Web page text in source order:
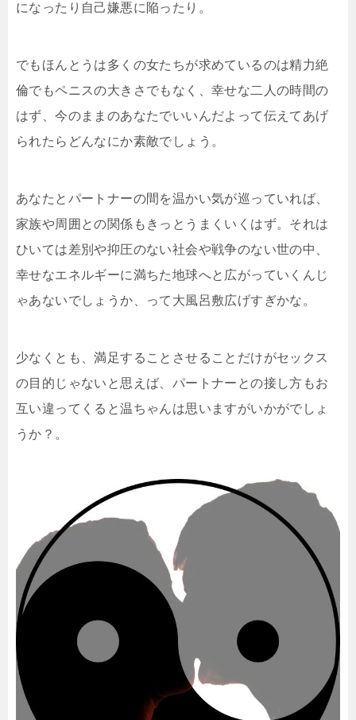
になったり自己嫌悪に陥ったり。
でもほんとうは多くの女たちが求めているのは精力絶
倫で もペニスの大きさでもなく、幸せな二人の時間の
はず、今のままのあなたでいいんだよって伝えてあげ
られたらどんなにか素敵でしょう。
あなたとパートナーの間を温かい気が巡っていれば、
家族や周囲との関係もきっとうまくいくはず。それは
ひいては差別や抑圧のない社会や戦争のない世の中、
幸せなエネルギーに満ちた地球へと広がっていくんじ
ゃあないでしょうか、って大風呂敷広げすぎかな。
少なくとも、満足することさせることだけがセックス
の目 的じゃないと思えば、パートナーとの接し方もお
互い違っ てくると温ちゃんは思いますがいかがでしょ
うか？。